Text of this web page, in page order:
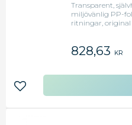
Transparent,
miljövänlig PP-
ritningar,
fördröjd
828,63 KR
Lägg till i favoriter